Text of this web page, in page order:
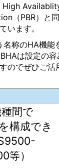
（PBR）と
います。
称のHA機能
は設定の
のでぜひご
間で
構成でき
等）